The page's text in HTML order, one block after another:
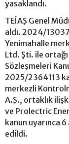
yasaklandı.
TEİAŞ Genel
aldı. 2024/
Yenimahalle
Ltd. Şti. ile ortağı
Sözleşmeleri
2025/2364113
merkezli
A.Ş., ortaklık
ve Prolectric
kanun uyarınca
edildi.